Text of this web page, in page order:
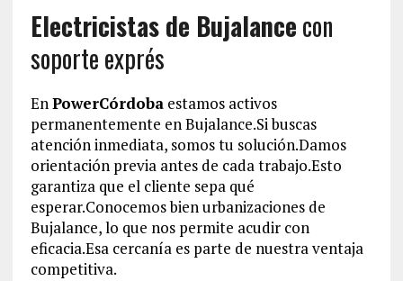
Electricistas de Bujalancecon
soporte exprés
EnPowerCórdobaestamos activos
permanentemente en Bujalance.Si buscas
atención inmediata, somos tu solución.Damos
orientación previa antes de cada trabajo.Esto
garantiza que el cliente sepa qué
esperar.Conocemos bien urbanizaciones de
Bujalance, lo que nos permite acudir con
eficacia.Esa cercanía es parte de nuestra ventaja
competitiva.